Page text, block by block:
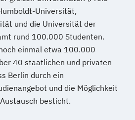
Universität,
und die Universität der
rund 100.000 Studenten.
einmal etwa 100.000
40 staatlichen und privaten
Berlin durch ein
und die Möglichkeit
besticht.